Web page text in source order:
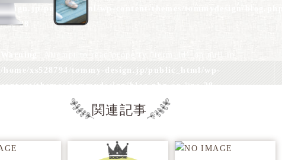
design.jp/public_html/wp-content/themes/tommydesign/blog.php
line28
/home/xs528794/tommy-design.jp/public_html/wp-
content/themes/tommydesign/blog.phpon line28
: Undefined array key 0 in/home/xs528794/tommy-
line
関連記事